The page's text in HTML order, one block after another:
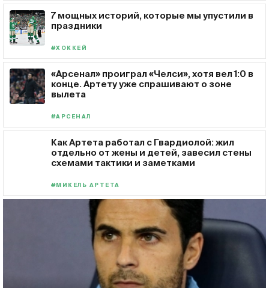
7 мощных историй, которые мы упустили в
праздники
#ХОККЕЙ
«Арсенал» проиграл «Челси», хотя вел 1:0 в
конце. Артету уже спрашивают о зоне
вылета
#АРСЕНАЛ
Как Артета работал с Гвардиолой: жил
отдельно от жены и детей, завесил стены
схемами тактики и заметками
#МИКЕЛЬ АРТЕТА